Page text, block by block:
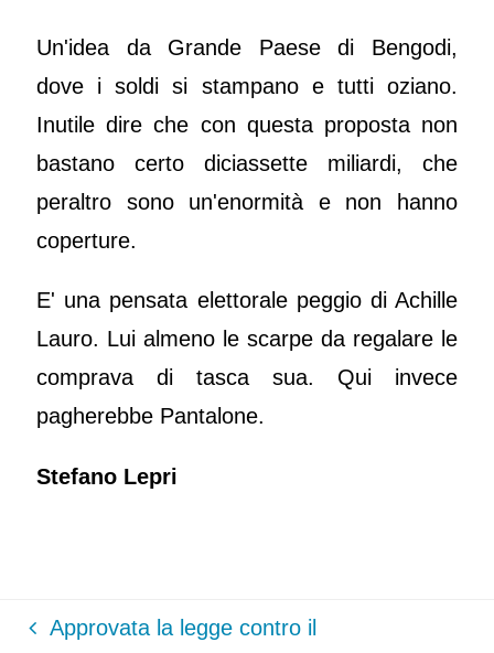
Un'idea da Grande Paese di Bengodi,
dove i soldi si stampano e tutti oziano.
Inutile dire che con questa proposta non
bastano certo diciassette miliardi, che
peraltro sono un'enormità e non hanno
coperture.
E' una pensata elettorale peggio di Achille
Lauro. Lui almeno le scarpe da regalare le
comprava di tasca sua. Qui invece
pagherebbe Pantalone.
Stefano Lepri
Approvata la legge contro il